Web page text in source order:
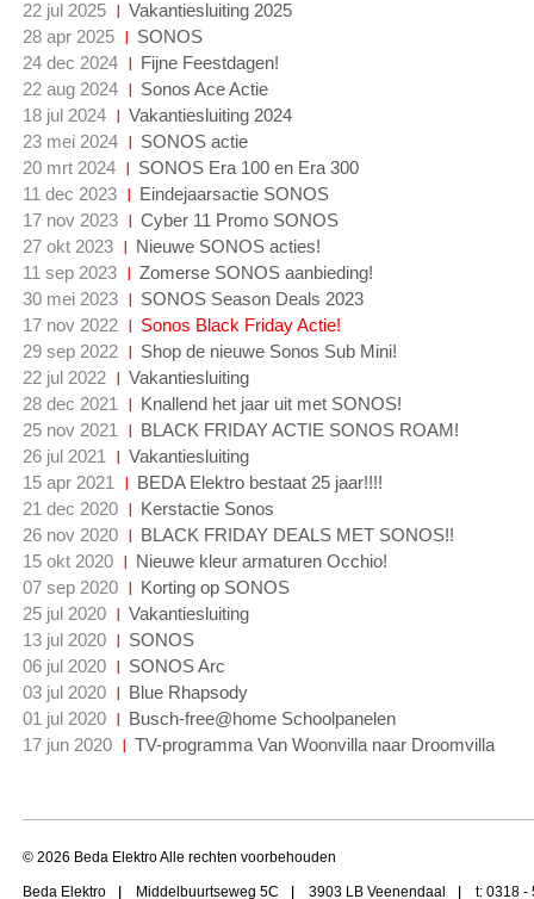
22 jul 2025
Vakantiesluiting 2025
28 apr 2025
SONOS
24 dec 2024
Fijne Feestdagen!
22 aug 2024
Sonos Ace Actie
18 jul 2024
Vakantiesluiting 2024
23 mei 2024
SONOS actie
20 mrt 2024
SONOS Era 100 en Era 300
11 dec 2023
Eindejaarsactie SONOS
17 nov 2023
Cyber 11 Promo SONOS
27 okt 2023
Nieuwe SONOS acties!
11 sep 2023
Zomerse SONOS aanbieding!
30 mei 2023
SONOS Season Deals 2023
17 nov 2022
Sonos Black Friday Actie!
29 sep 2022
Shop de nieuwe Sonos Sub Mini!
22 jul 2022
Vakantiesluiting
28 dec 2021
Knallend het jaar uit met SONOS!
25 nov 2021
BLACK FRIDAY ACTIE SONOS ROAM!
26 jul 2021
Vakantiesluiting
15 apr 2021
BEDA Elektro bestaat 25 jaar!!!!
21 dec 2020
Kerstactie Sonos
26 nov 2020
BLACK FRIDAY DEALS MET SONOS!!
15 okt 2020
Nieuwe kleur armaturen Occhio!
07 sep 2020
Korting op SONOS
25 jul 2020
Vakantiesluiting
13 jul 2020
SONOS
06 jul 2020
SONOS Arc
03 jul 2020
Blue Rhapsody
01 jul 2020
Busch-free@home Schoolpanelen
17 jun 2020
TV-programma Van Woonvilla naar Droomvilla
© 2026 Beda Elektro Alle rechten voorbehouden
Beda Elektro Middelbuurtseweg 5C 3903 LB Veenendaal t: 0318 -